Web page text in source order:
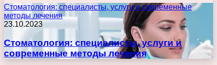
Стоматология: специалисты, услуги и современные
методы лечения
23.10.2023
Стоматология: специалисты, услуги и
современные методы лечения